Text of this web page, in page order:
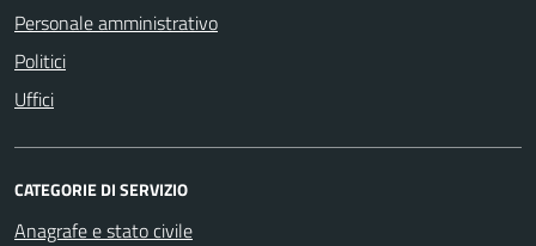
Personale amministrativo
Politici
Uffici
CATEGORIE DI SERVIZIO
Anagrafe e stato civile